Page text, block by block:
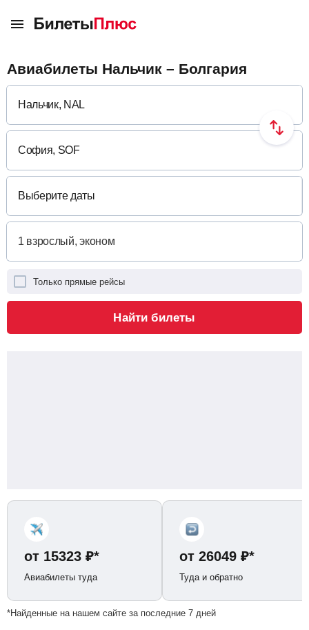
Авиабилеты Нальчик – Болгария
Выберите даты
Только прямые рейсы
Найти билеты
от 15323 ₽*
Авиабилеты туда
от 26049 ₽*
Туда и обратно
*Найденные на нашем сайте за последние 7 дней